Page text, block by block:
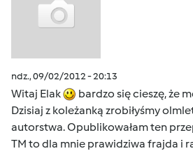
ndz., 09/02/2012 - 20:13
Witaj Elak
bardzo się cieszę, że
Dzisiaj z koleżanką zrobiłyśmy
autorstwa. Opublikowałam ten
TM to dla mnie prawidziwa frajda i